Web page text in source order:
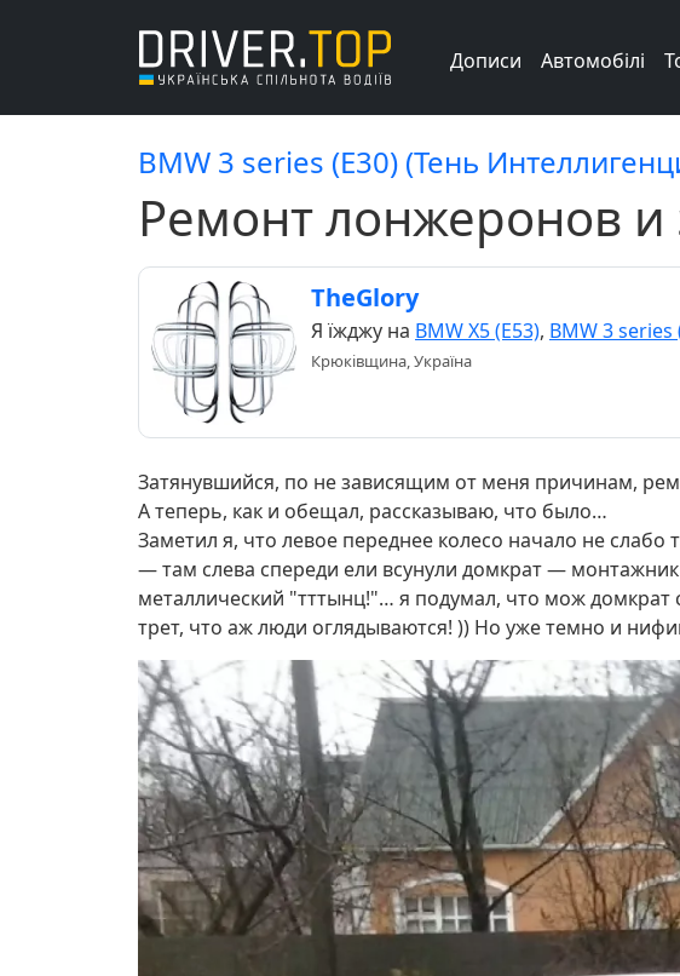
Дописи Автомобілі
BMW 3 series (E30) (Тень
Ремонт лонжеронов
TheGlory
Я їжджу на BMW X5 (E53), BMW 3 series
Крюківщина, Україна
Затянувшийся, по не зависящим от меня причинам,
А теперь, как и обещал, рассказываю, что было…
Заметил я, что левое переднее колесо начало не
— там слева спереди ели всунули домкрат —
металлический "тттынц!"… я подумал, что мож
трет, что аж люди оглядываются! )) Но уже темно и